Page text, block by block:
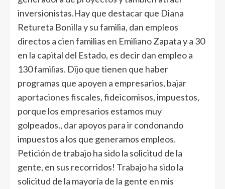
inversionistas.Hay que destacar que Diana
Retureta Bonilla y su familia, dan empleos
directos a cien familias en Emiliano Zapata y a 30
en la capital del Estado, es decir dan empleo a
130 familias. Dijo que tienen que haber
programas que apoyen a empresarios, bajar
aportaciones fiscales, fideicomisos, impuestos,
porque los empresarios estamos muy
golpeados., dar apoyos para ir condonando
impuestos a los que generamos empleos.
Petición de trabajo ha sido la solicitud de la
gente, en sus recorridos! Trabajo ha sido la
solicitud de la mayoría de la gente en mis